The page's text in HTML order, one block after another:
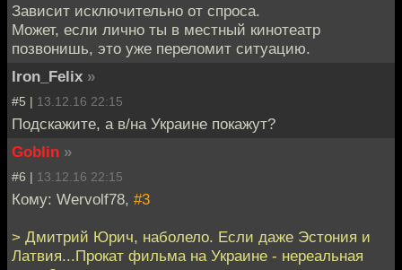
Зависит исключительно от спроса.
Может, если лично ты в местный кинотеатр
позвонишь, это уже переломит ситуацию.
Iron_Felix »
#5 | 13.12.16 22:15
Подскажите, а в/на Украине покажут?
Goblin »
#6 | 13.12.16 22:15
Кому: Wervolf78, #3
> Дмитрий Юрич, наболело. Если даже Эстония и
Латвия...Прокат фильма на Украине - нереальная